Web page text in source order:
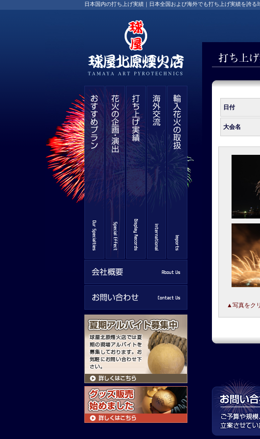
日本国内の打ち上げ実績｜日本全国および海外でも打ち上げ実績を誇る
日付
大会名
▲写真をク